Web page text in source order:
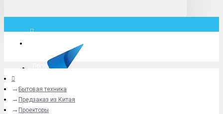
Логин
+79775619766
Бытовая техника
Предзаказ из Китая
Проекторы